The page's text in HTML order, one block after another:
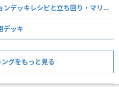
連携ロイヤルのローテーションデッキレシピと立ち回り・マリガン
デッキ
グをもっと見る